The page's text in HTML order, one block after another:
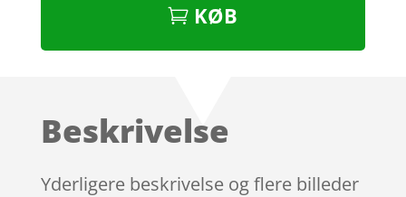
KØB
Beskrivelse
Yderligere beskrivelse og flere billeder